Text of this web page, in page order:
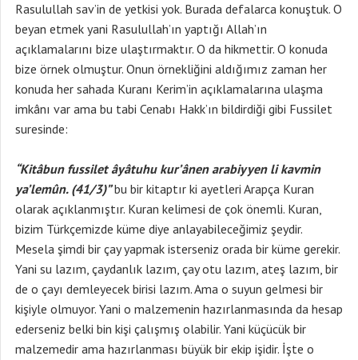
Rasulullah sav’in de yetkisi yok. Burada defalarca konuştuk. O
beyan etmek yani Rasulullah’ın yaptığı Allah’ın
açıklamalarını bize ulaştırmaktır. O da hikmettir. O konuda
bize örnek olmuştur. Onun örnekliğini aldığımız zaman her
konuda her sahada Kuranı Kerim’in açıklamalarına ulaşma
imkânı var ama bu tabi Cenabı Hakk’ın bildirdiği gibi Fussilet
suresinde:
“Kitâbun fussilet âyâtuhu kur’ânen arabiyyen li kavmin
ya’lemûn. (41/3)”bu bir kitaptır ki ayetleri Arapça Kuran
olarak açıklanmıştır. Kuran kelimesi de çok önemli. Kuran,
bizim Türkçemizde küme diye anlayabileceğimiz şeydir.
Mesela şimdi bir çay yapmak isterseniz orada bir küme gerekir.
Yani su lazım, çaydanlık lazım, çay otu lazım, ateş lazım, bir
de o çayı demleyecek birisi lazım. Ama o suyun gelmesi bir
kişiyle olmuyor. Yani o malzemenin hazırlanmasında da hesap
ederseniz belki bin kişi çalışmış olabilir. Yani küçücük bir
malzemedir ama hazırlanması büyük bir ekip işidir. İşte o